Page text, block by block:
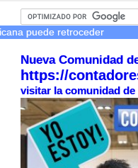
puede retroceder
Nueva Comunidad
https://
visitar la comunidad